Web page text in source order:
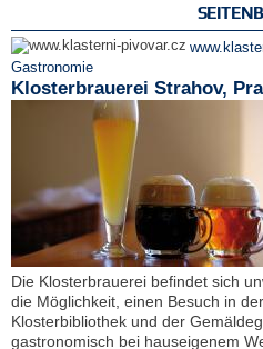
Gastronomie
Klosterbrauerei Strahov,
Die Klosterbrauerei befindet sich
die Möglichkeit, einen Besuch in
Klosterbibliothek und der
gastronomisch bei hauseigenem